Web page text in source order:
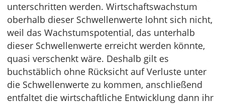
unterschritten werden. Wirtschaftswachstum
oberhalb dieser Schwellenwerte lohnt sich nicht,
weil das Wachstumspotential, das unterhalb
dieser Schwellenwerte erreicht werden könnte,
quasi verschenkt wäre. Deshalb gilt es
buchstäblich ohne Rücksicht auf Verluste unter
die Schwellenwerte zu kommen, anschließend
entfaltet die wirtschaftliche Entwicklung dann ihr